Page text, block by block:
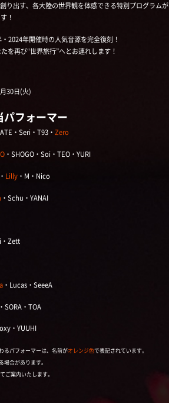
り出す、各大陸の世界観を体感できる特別プログラムが
！
2024年開催時の人気音源を完全復刻！
を再び“世界旅行”へとお連れします！
30日(火)
フォーマー
・Seri・T93・ Zero
・SHOGO・Soi・TEO・YURI
Lilly・M・Nico
・Schu・YANAI
・Zett
・Lucas・SeeeA
SORA・TOA
・YUUHI
るパフォーマーは、名前がオレンジ色で表記されています。
合があります。
ご案内いたします。